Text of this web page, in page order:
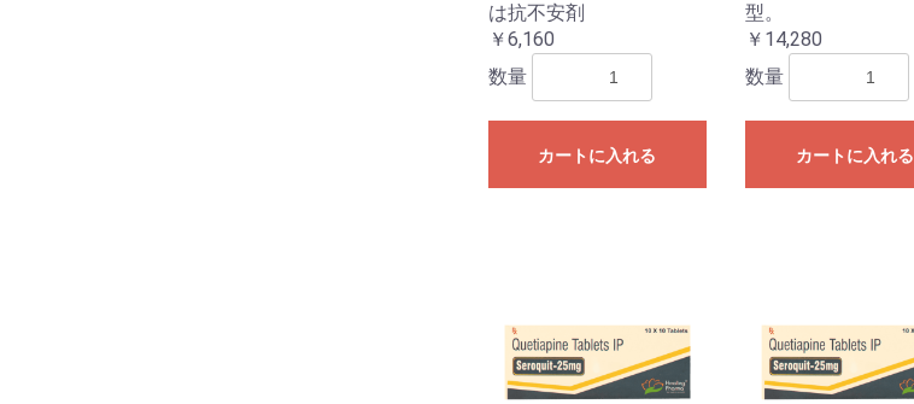
は抗不安剤
￥6,160
数量
カートに入れる
型。
￥14,280
数量
カートに入れる